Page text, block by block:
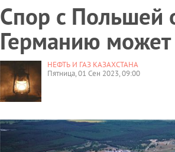
Спор с Польшей
Германию может
НЕФТЬ И ГАЗ КАЗАХСТАНА
Пятница, 01 Сен 2023, 09:00